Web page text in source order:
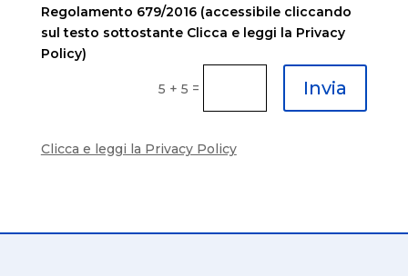
Regolamento 679/2016 (accessibile cliccando
sul testo sottostante Clicca e leggi la Privacy
Policy)
5 + 5 = Invia
Clicca e leggi la Privacy Policy